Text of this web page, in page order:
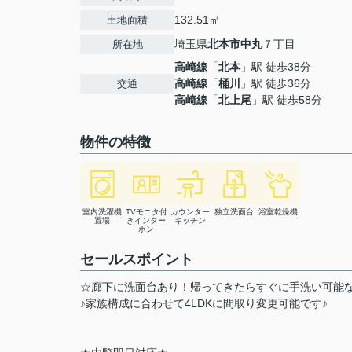
土地面積 132.51㎡
所在地 埼玉県北本市中丸７丁目
交通
高崎線 「北本 」駅 徒歩38分
高崎線 「桶川
」駅 徒歩36分
高崎線 「北上尾 」駅 徒歩58分
物件の特徴
室内洗濯機
置場
TVモニタ付
きインター
ホン
カウンター
キッチン
独立洗面台 浴室乾燥機
セールスポイント
☆廊下に洗面台あり！帰ってきたらすぐに手洗い可能
♪家族構成に合わせて4LDKに間取り変更可能です♪